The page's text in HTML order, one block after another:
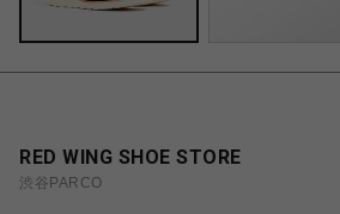
RED WING SHOE STORE
渋谷PARCO